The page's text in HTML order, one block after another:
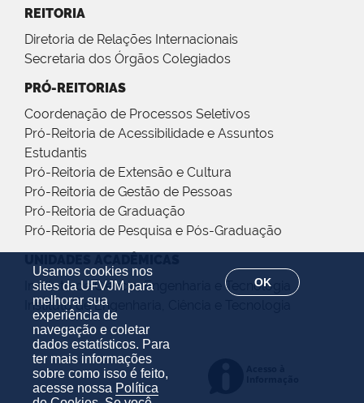
Usamos cookies nos
sites da UFVJM para
melhorar sua
experiência de
navegação e coletar
dados estatísticos. Para
ter mais informações
sobre como isso é feito,
acesse nossa Política
OK
REITORIA
Diretoria de Relações Internacionais
Secretaria dos Órgãos Colegiados
PRÓ-REITORIAS
Coordenação de Processos Seletivos
Pró-Reitoria de Acessibilidade e Assuntos
Estudantis
Pró-Reitoria de Extensão e Cultura
Pró-Reitoria de Gestão de Pessoas
Pró-Reitoria de Graduação
Pró-Reitoria de Pesquisa e Pós-Graduação
Instituto de Ciência, Engenharia e Tecnologia
Instituto de Engenharia, Ciência e Tecnologia